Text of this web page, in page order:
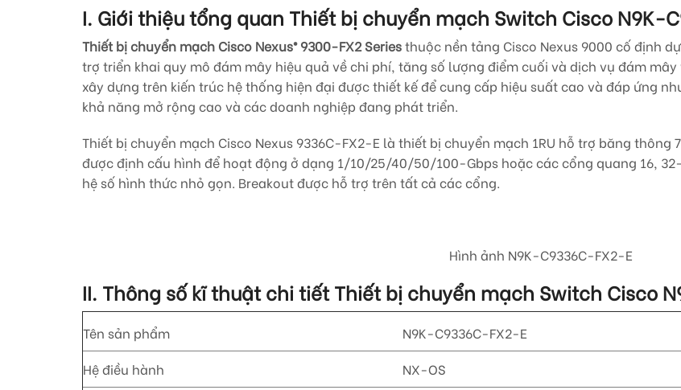
I. Giới thiệu tổng quan Thiết bị chuyển mạch Switch Cisco N9K-
Thiết bị chuyển mạch Cisco Nexus® 9300-FX2 Seriesthuộc nền tảng Cisco Nexus 9000 cố định
trợ triển khai quy mô đám mây hiệu quả về chi phí, tăng số lượng điểm cuối và dịch vụ đám
xây dựng trên kiến trúc hệ thống hiện đại được thiết kế để cung cấp hiệu suất cao và đáp ứng
khả năng mở rộng cao và các doanh nghiệp đang phát triển.
Thiết bị chuyển mạch Cisco Nexus 9336C-FX2-E là thiết bị chuyển mạch 1RU hỗ trợ băng thông
được định cấu hình để hoạt động ở dạng 1/10/25/40/50/100-Gbps hoặc các cổng quang 16,
hệ số hình thức nhỏ gọn. Breakout được hỗ trợ trên tất cả các cổng.
Hình ảnh N9K-C9336C-FX2-E
II. Thông số kĩ thuật chi tiết Thiết bị chuyển mạch Switch Cisco
Tên sản phẩm
N9K-C9336C-FX2-E
Hệ điều hành
NX-OS